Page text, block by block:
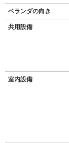
ベランダの向き
共用設備
室内設備